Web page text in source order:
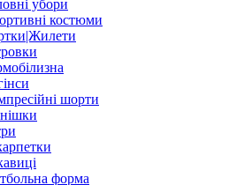
убори
костюми
шорти
форма